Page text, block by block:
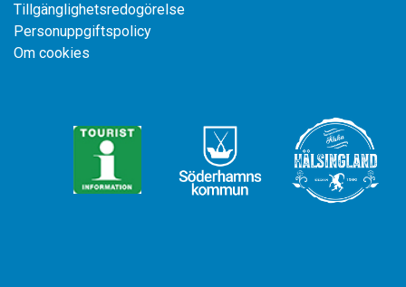
Tillgänglighetsredogörelse
Personuppgiftspolicy
Om cookies